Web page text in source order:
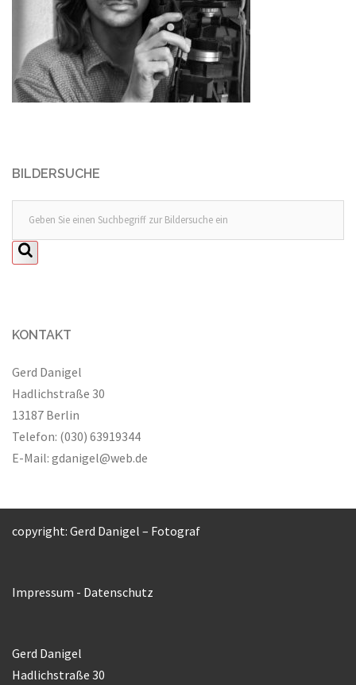
BILDERSUCHE
KONTAKT
Gerd Danigel
Hadlichstraße 30
13187 Berlin
Telefon: (030) 63919344
E-Mail: gdanigel@web.de
copyright: Gerd Danigel – Fotograf
Impressum - Datenschutz
Gerd Danigel
Hadlichstraße 30